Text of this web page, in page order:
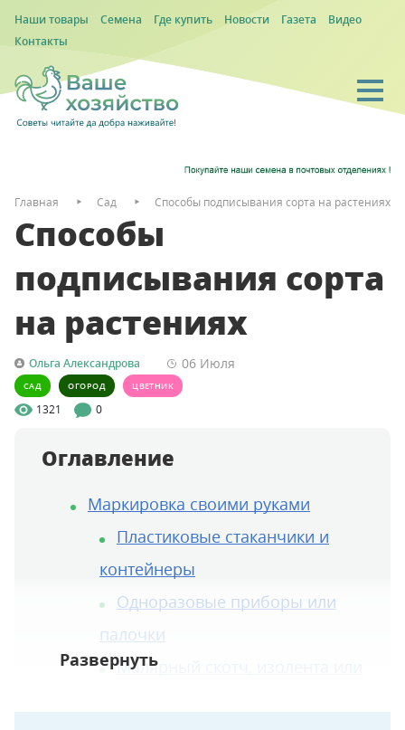
Наши товары Семена Где купить Новости Газета
Видео
Контакты
Главная Сад Способы подписывания сорта на растениях
Способы
подписывания сорта
на растениях
Ольга Александрова 06 Июля
САД ОГОРОД ЦВЕТНИК
1321 0
Оглавление
Маркировка своими руками
Пластиковые стаканчики и
контейнеры
Одноразовые приборы или
палочки
Малярный скотч, изолента или